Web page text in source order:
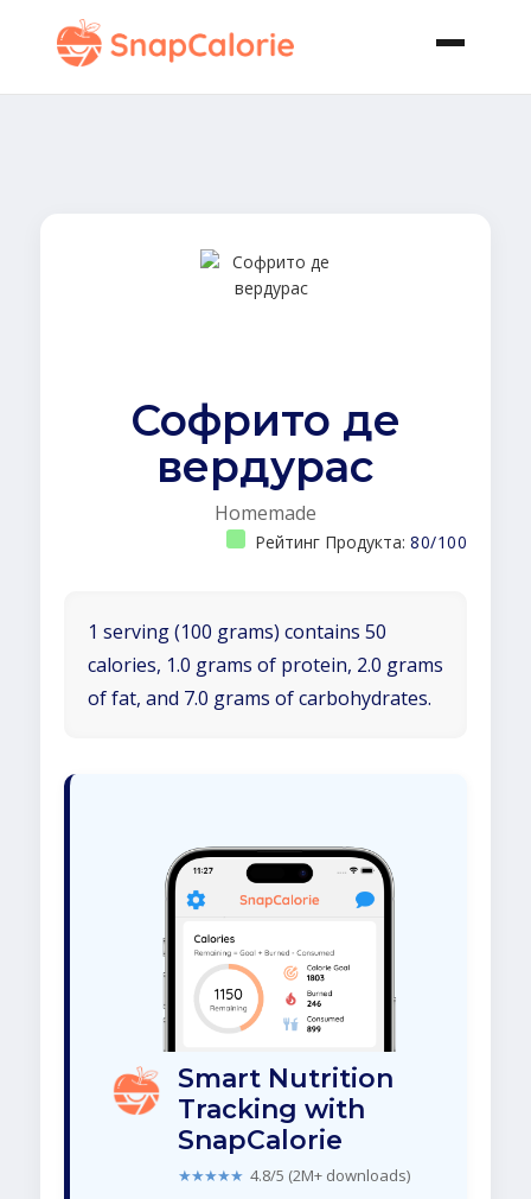
Софрито де
вердурас
Homemade
Рейтинг Продукта: 80/100
1 serving (100 grams) contains 50
calories, 1.0 grams of protein, 2.0 grams
of fat, and 7.0 grams of carbohydrates.
Smart Nutrition
Tracking with
SnapCalorie
★★★★★ 4.8/5 (2M+ downloads)